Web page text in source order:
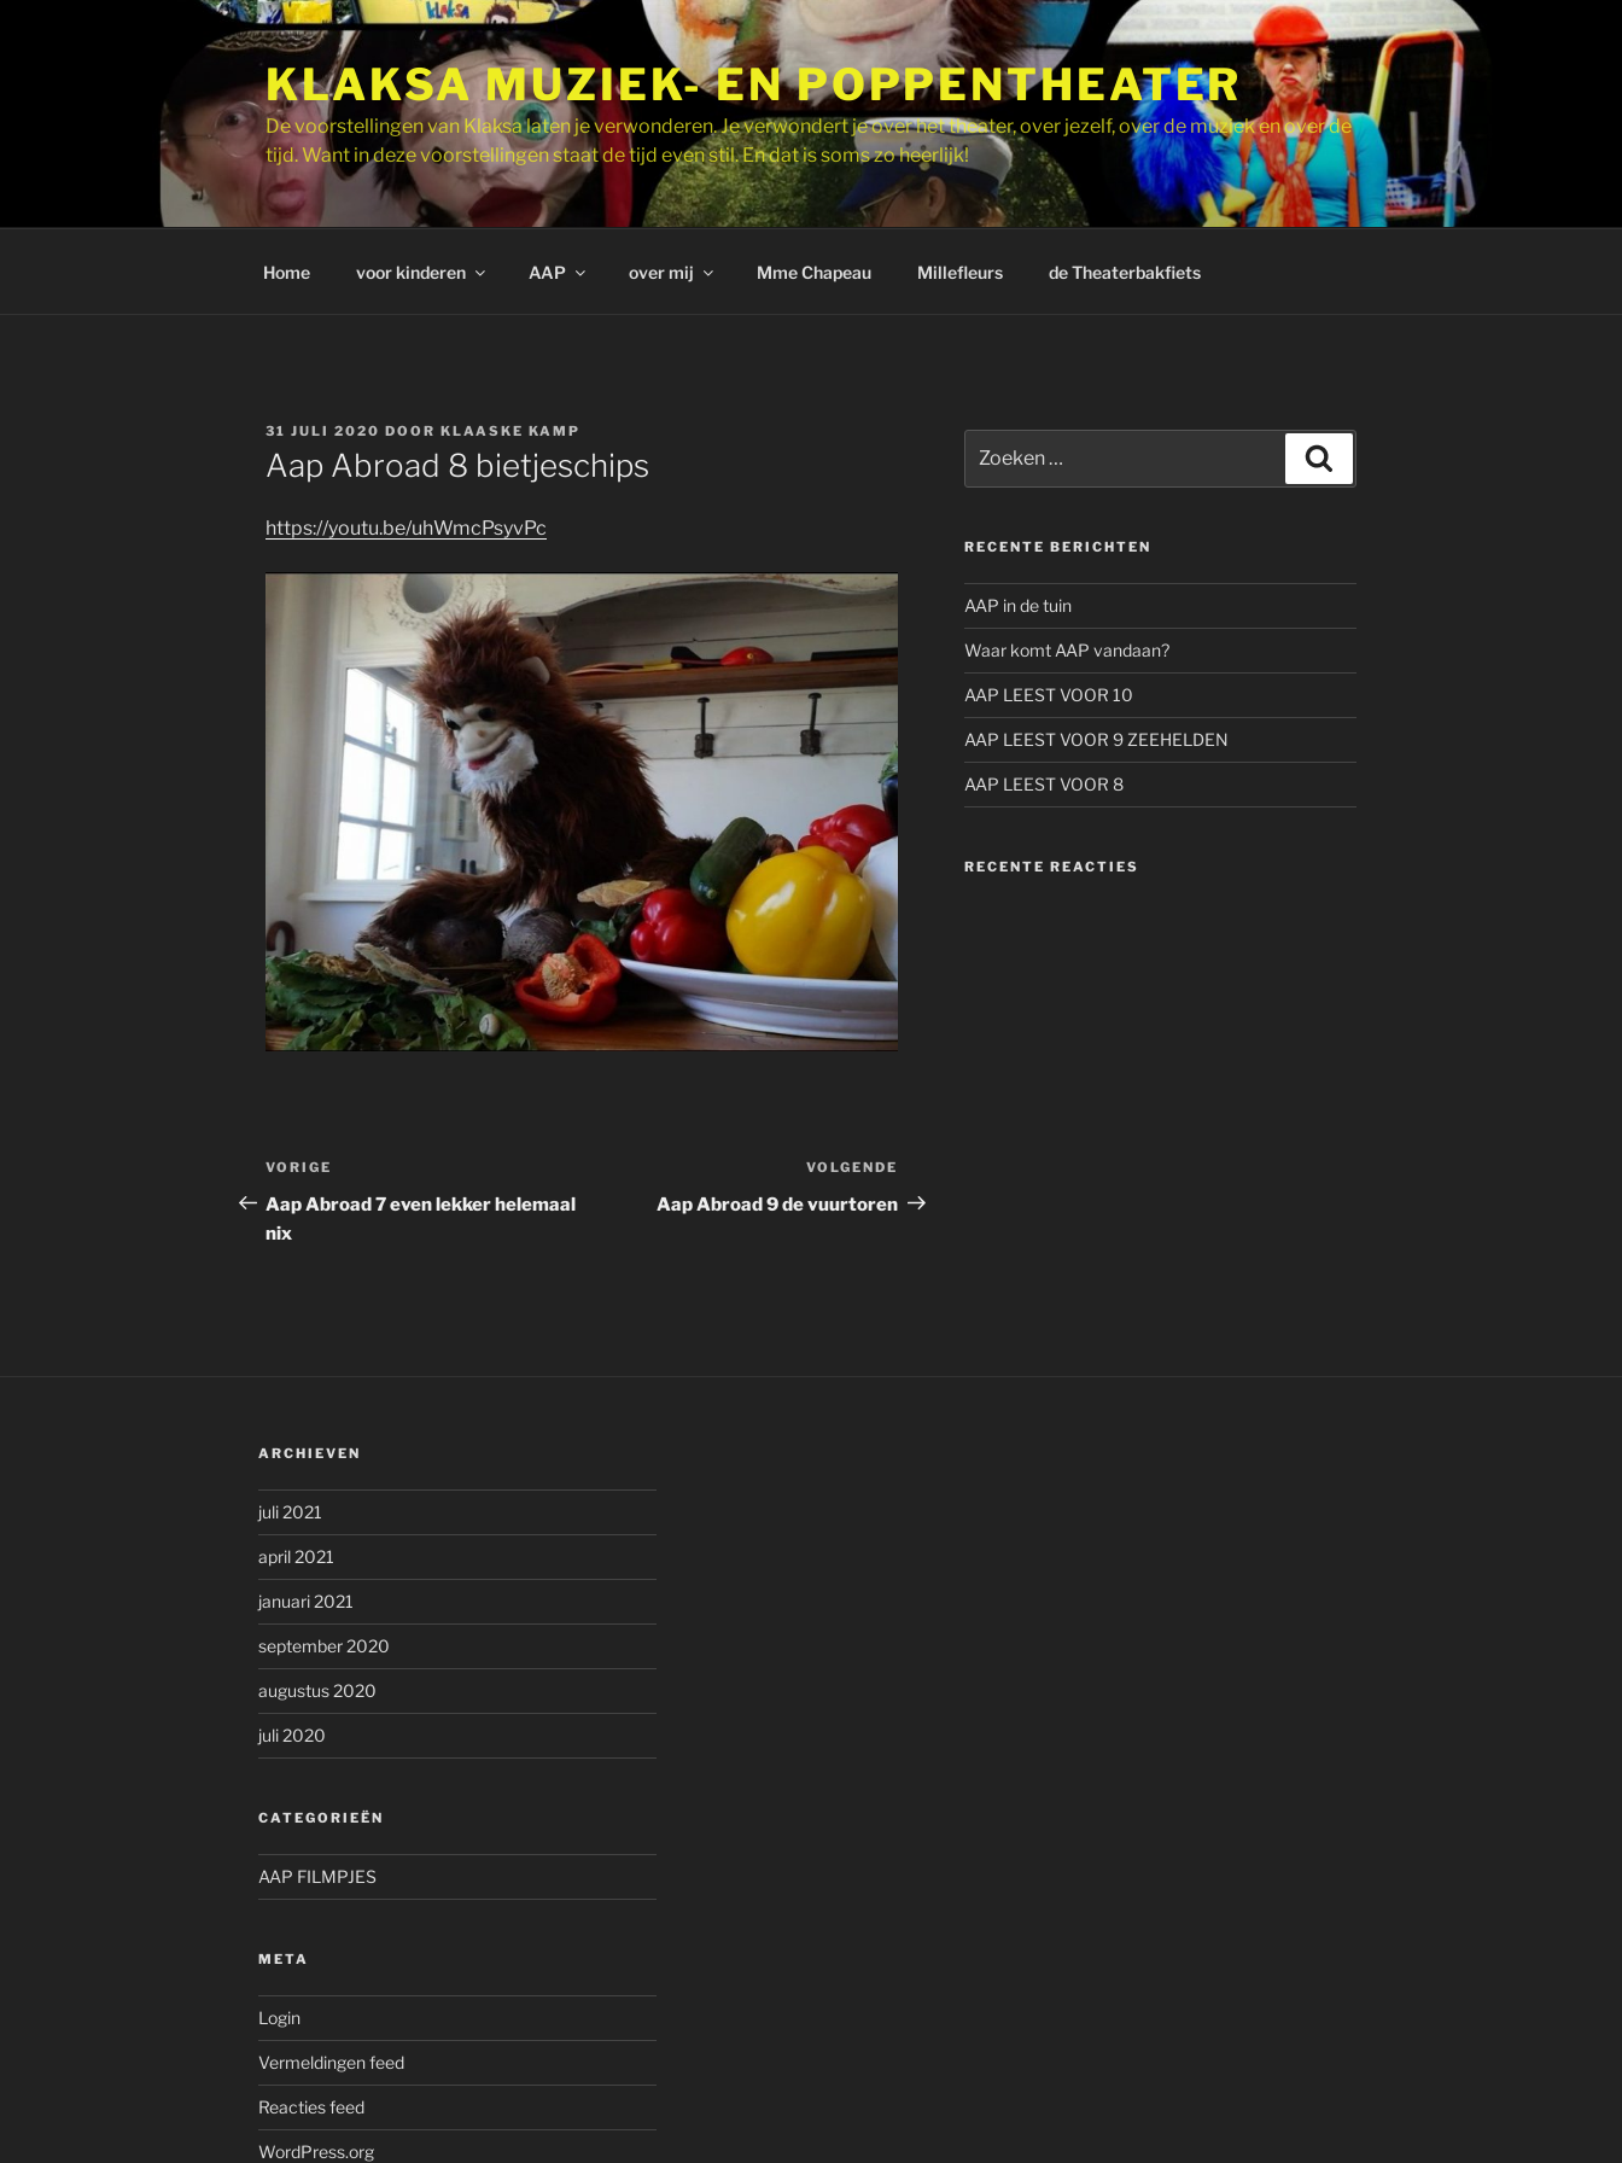
KLAKSA MUZIEK- EN POPPENTHEATER
De voorstellingen van Klaksa laten je verwonderen. Je verwondert je over het theater, over jezelf, over de muziek en over de
tijd. Want in deze voorstellingen staat de tijd even stil. En dat is soms zo heerlijk!
Home voor kinderen AAP over mij Mme Chapeau Millefleurs de Theaterbakfiets
GEPLAATST
OP
31 JULI 2020 DOOR KLAASKE KAMP
Aap Abroad 8 bietjeschips
https://youtu.be/uhWmcPsyvPc
Bericht
navigatie
Vorig
bericht
VORIGE
Aap Abroad 7 even lekker helemaal
nix
bericht
VOLGENDE
Aap Abroad 9 de vuurtoren
naar:
RECENTE BERICHTEN
AAP in de tuin
Waar komt AAP vandaan?
AAP LEEST VOOR 10
AAP LEEST VOOR 9 ZEEHELDEN
AAP LEEST VOOR 8
RECENTE REACTIES
ARCHIEVEN
juli 2021
april 2021
januari 2021
september 2020
augustus 2020
juli 2020
CATEGORIEËN
AAP FILMPJES
META
Login
Vermeldingen feed
Reacties feed
WordPress.org